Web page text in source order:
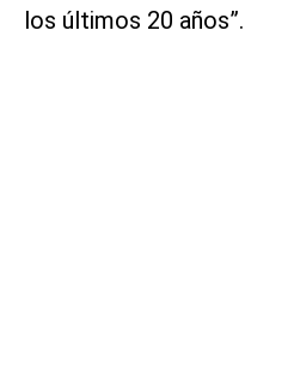
los últimos 20 años”.